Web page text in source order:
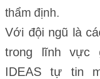
thẩm định.
Với đội ngũ là
trong lĩnh vực
IDEAS tự tin